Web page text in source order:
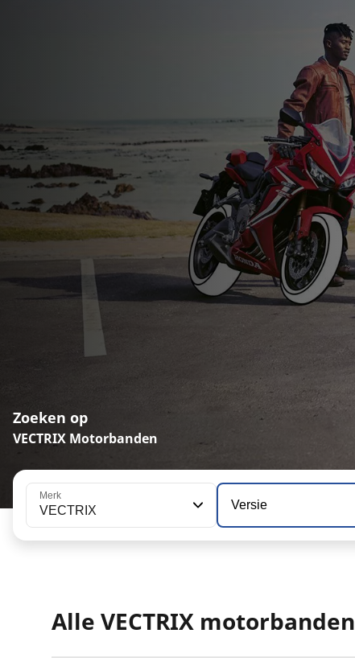
Zoeken op
VECTRIX Motorbanden
Merk
VECTRIX Versie
Alle VECTRIX motorbanden